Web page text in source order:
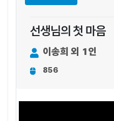
선생님의 첫 마음
이송희 외 1인
856